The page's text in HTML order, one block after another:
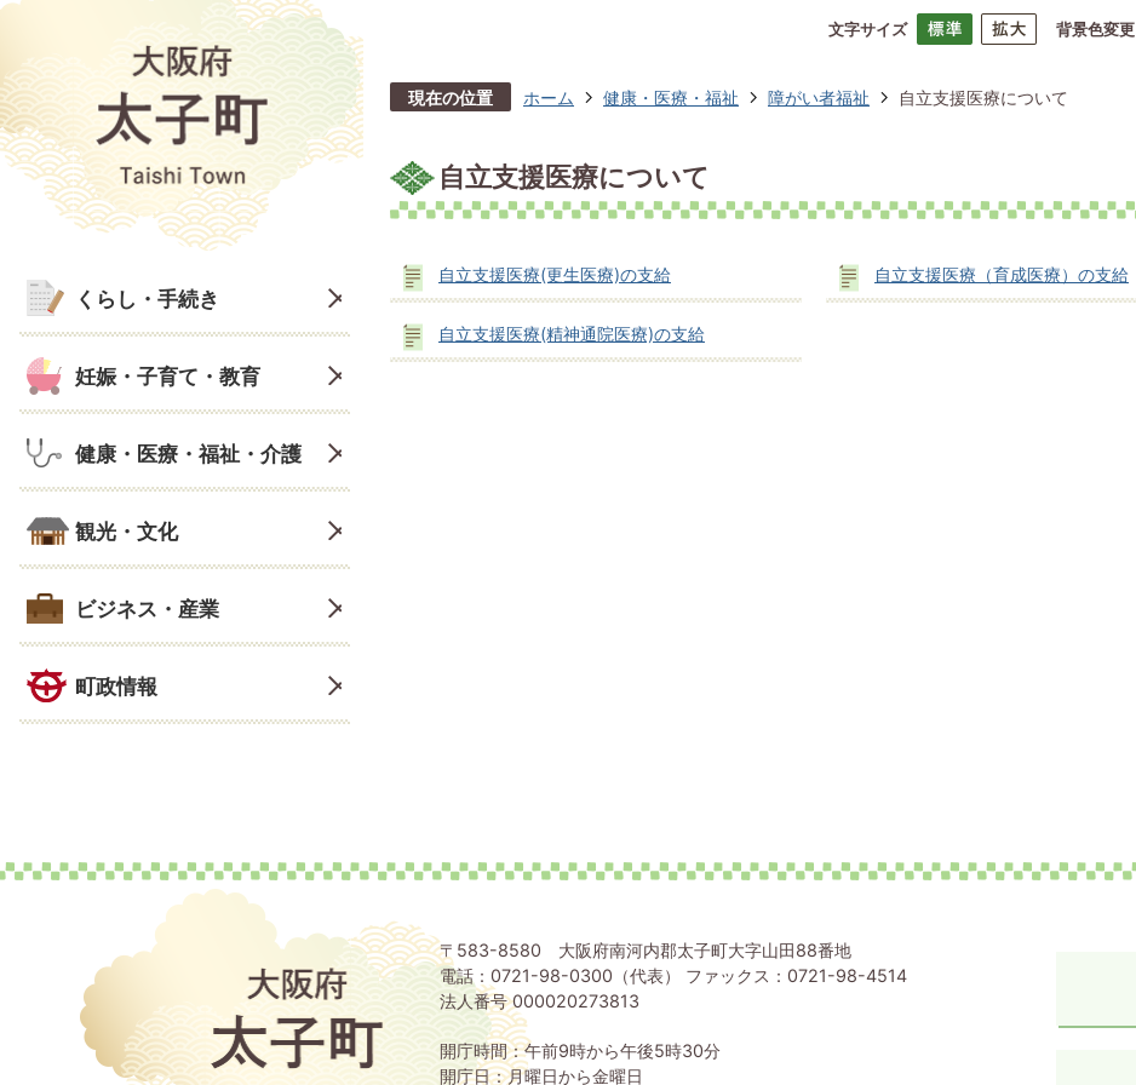
文字サイズ 背景色変更
くらし・手続き
妊娠・子育て・教育
健康・医療・福祉・介護
観光・文化
ビジネス・産業
町政情報
現在の位置 ホーム 健康・医療・福祉 障がい者福祉 自立支援医療について
自立支援医療について
自立支援医療(更生医療)の支給 自立支援医療（育成医療）の支給
自立支援医療(精神通院医療)の支給
子
〒583-8580 大阪府南河内郡太子町大字山田88番地
電話：0721-98-0300（代表） ファックス：0721-98-4514
法人番号 000020273813
開庁時間：午前9時から午後5時30分
開庁日：月曜日から金曜日